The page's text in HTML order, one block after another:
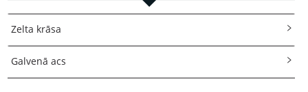
Zelta krāsa
Galvenā acs